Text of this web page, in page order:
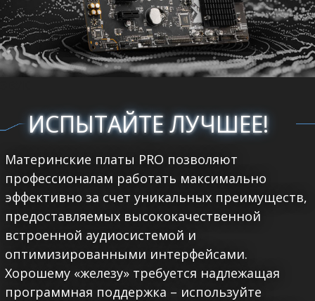
ИСПЫТАЙТЕ ЛУЧШЕЕ!
Материнские платы PRO позволяют
профессионалам работать максимально
эффективно за счет уникальных преимуществ,
предоставляемых высококачественной
встроенной аудиосистемой и
оптимизированными интерфейсами.
Хорошему «железу» требуется надлежащая
программная поддержка – используйте